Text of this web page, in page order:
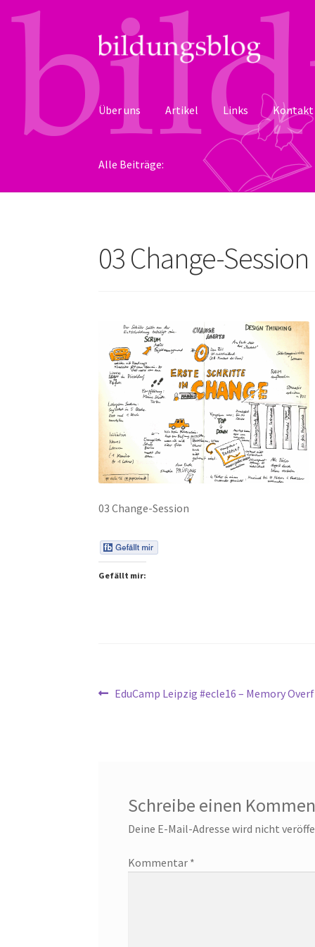
Zur
Navigation
springen
Zum
Inhalt
springen
Über uns Artikel Links Kontakt
Alle Beiträge:
03 Change-Session
03 Change-Session
Gefällt mir:
Beitragsnavigation
Vorheriger
EduCamp Leipzig #ecle16 – Memory
Schreibe einen
Deine E-Mail-Adresse wird nicht
Kommentar *